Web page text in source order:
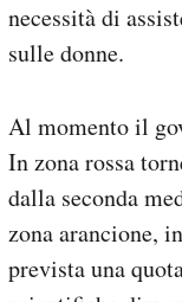
necessità di
sulle donne.
Al momento il
In zona rossa
dalla seconda
zona arancione,
prevista una